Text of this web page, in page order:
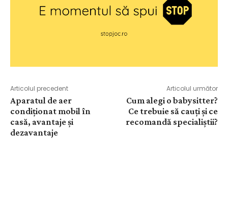
Articolul precedent
Aparatul de aer
condiționat mobil în
casă, avantaje și
dezavantaje
Articolul următor
Cum alegi o babysitter?
Ce trebuie să cauți și ce
recomandă specialiștii?